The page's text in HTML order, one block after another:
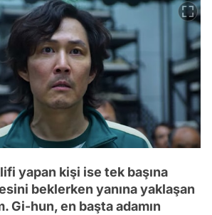
yapan kişi ise tek başına
beklerken yanına yaklaşan
Gi-hun, en başta adamın